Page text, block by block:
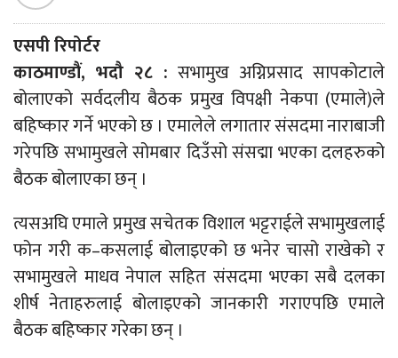
एसपी रिपोर्टर
काठमाण्डौं, भदौ २८ : सभामुख अग्निप्रसाद सापकोटाले
बोलाएको सर्वदलीय बैठक प्रमुख विपक्षी नेकपा (एमाले)ले
बहिष्कार गर्ने भएको छ । एमालेले लगातार संसदमा नाराबाजी
गरेपछि सभामुखले सोमबार दिउँसो संसद्मा भएका दलहरुको
बैठक बोलाएका छन् ।
त्यसअघि एमाले प्रमुख सचेतक विशाल भट्टराईले सभामुखलाई
फोन गरी क–कसलाई बोलाइएको छ भनेर चासो राखेको र
सभामुखले माधव नेपाल सहित संसदमा भएका सबै दलका
शीर्ष नेताहरुलाई बोलाइएको जानकारी गराएपछि एमाले
बैठक बहिष्कार गरेका छन् ।